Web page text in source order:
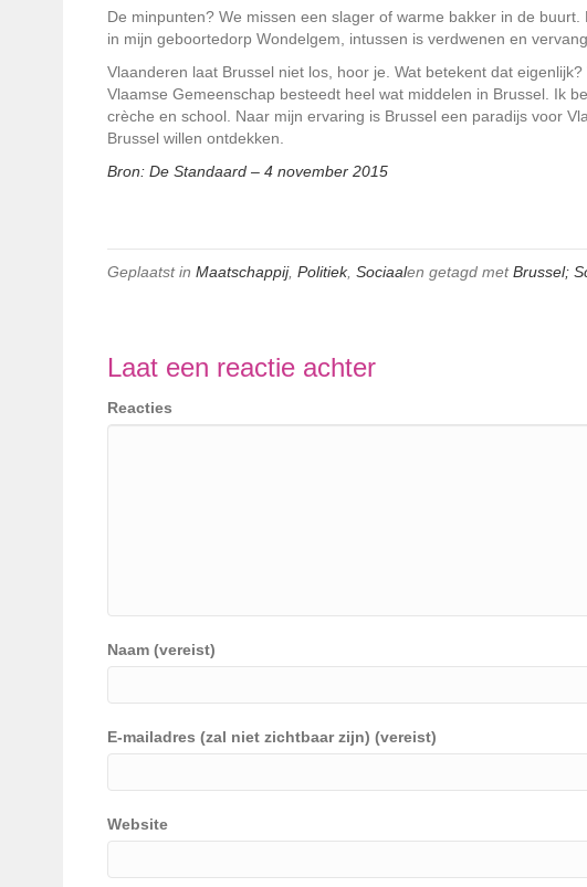
De minpunten? We missen een slager of warme bakker in de
in mijn geboortedorp Wondelgem, intussen is verdwenen en
Vlaanderen laat Brussel niet los, hoor je. Wat betekent dat
Vlaamse Gemeenschap besteedt heel wat middelen in Brussel. Ik
crèche en school. Naar mijn ervaring is Brussel een paradijs voor
Brussel willen ontdekken.
Bron: De Standaard – 4 november 2015
Geplaatst in Maatschappij, Politiek, Sociaalen getagd metBrussel;
Laat een reactie achter
Reacties
Naam (vereist)
E-mailadres (zal niet zichtbaar zijn) (vereist)
Website